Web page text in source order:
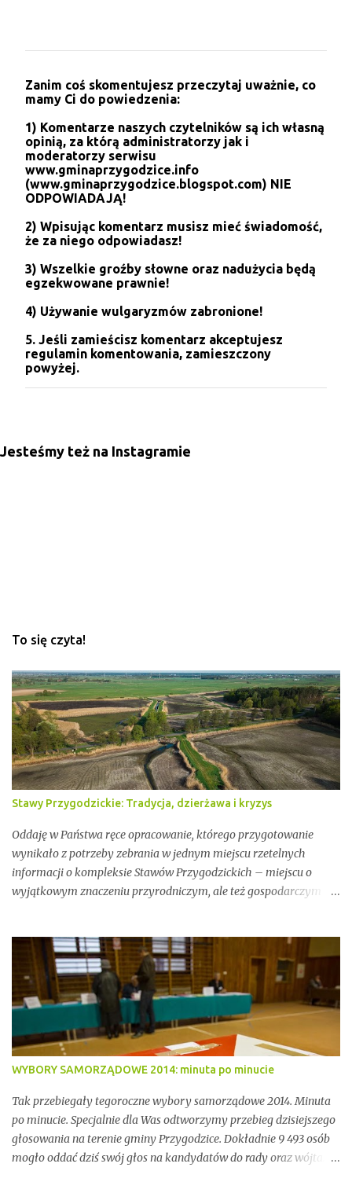
r
z
ś
l
i
j
k
o
e
n
a
r
Zanim coś skomentujesz przeczytaj uważnie, co
mamy Ci do powiedzenia:
1) Komentarze naszych czytelników są ich własną
opinią, za którą administratorzy jak i
moderatorzy serwisu
www.gminaprzygodzice.info
(www.gminaprzygodzice.blogspot.com) NIE
ODPOWIADAJĄ!
2) Wpisując komentarz musisz mieć świadomość,
że za niego odpowiadasz!
3) Wszelkie groźby słowne oraz nadużycia będą
egzekwowane prawnie!
4) Używanie wulgaryzmów zabronione!
5. Jeśli zamieścisz komentarz akceptujesz
regulamin komentowania, zamieszczony
powyżej.
Jesteśmy też na Instagramie
To się czyta!
Stawy Przygodzickie: Tradycja, dzierżawa i kryzys
Oddaję w Państwa ręce opracowanie, którego przygotowanie
wynikało z potrzeby zebrania w jednym miejscu rzetelnych
informacji o kompleksie Stawów Przygodzickich – miejscu o
wyjątkowym znaczeniu przyrodniczym, ale też gospodarczym i
elementem ekosystemu Doliny Baryczy. W ostatnich latach stały
się jednak również przedmiotem konfliktów, napięć i realnych
zagrożeń związanych z brakiem ciągłości dzierżawy oraz
niewystarczającym wsparciem instytucjonalnym.
WYBORY SAMORZĄDOWE 2014: minuta po minucie
Tak przebiegały tegoroczne wybory samorządowe 2014. Minuta
po minucie. Specjalnie dla Was odtworzymy przebieg dzisiejszego
głosowania na terenie gminy Przygodzice. Dokładnie 9 493 osób
mogło oddać dziś swój głos na kandydatów do rady oraz wójta.